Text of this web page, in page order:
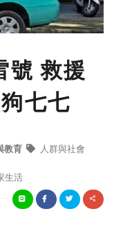
號 救援
七七
教育 人群與社會
生活